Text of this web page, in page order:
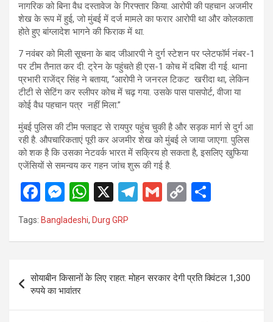
नागरिक को बिना वैध दस्तावेज के गिरफ्तार किया. आरोपी की पहचान अजमीर
शेख के रूप में हुई, जो मुंबई में दर्ज मामले का फरार आरोपी था और कोलकाता
होते हुए बांग्लादेश भागने की फिराक में था.
7 नवंबर को मिली सूचना के बाद जीआरपी ने दुर्ग स्टेशन पर प्लेटफॉर्म नंबर-1
पर टीम तैनात कर दी. ट्रेन के पहुंचते ही एस-1 कोच में दबिश दी गई. थाना
प्रभारी राजेंद्र सिंह ने बताया, “आरोपी ने जनरल टिकट खरीदा था, लेकिन
टीटी से सेटिंग कर स्लीपर कोच में चढ़ गया. उसके पास पासपोर्ट, वीजा या
कोई वैध पहचान पत्र नहीं मिला.”
मुंबई पुलिस की टीम फ्लाइट से रायपुर पहुंच चुकी है और सड़क मार्ग से दुर्ग आ
रही है. औपचारिकताएं पूरी कर अजमीर शेख को मुंबई ले जाया जाएगा. पुलिस
को शक है कि उसका नेटवर्क भारत में सक्रिय हो सकता है, इसलिए खुफिया
एजेंसियों से समन्वय कर गहन जांच शुरू की गई है.
F
a
ce
o
o
k
M
es
se
g
er
W
h
at
A
p
X
T
a
m
G
C
n
k
Tags: Bangladeshi, Durg GRP
Post
navigation
सोयाबीन किसानों के लिए राहत: मोहन सरकार देगी प्रति क्विंटल 1,300
रुपये का भावांतर